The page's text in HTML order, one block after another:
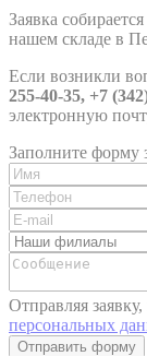
Заявка
нашем складе в
Если возникли
255-40-35, +7
электронную
Заполните форму
Отправляя
персональных
Отправить форму